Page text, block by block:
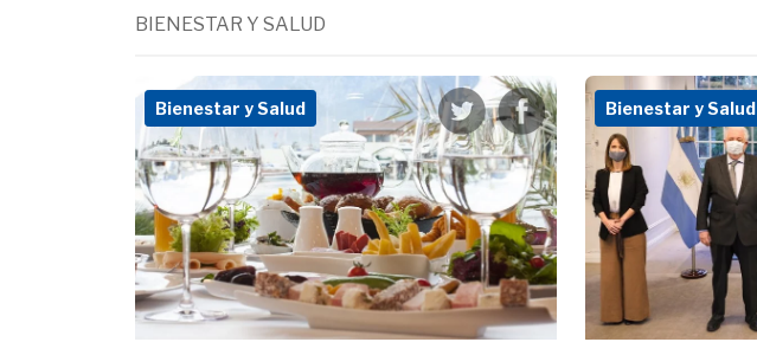
BIENESTAR Y SALUD
Bienestar y Salud Bienestar y Salud